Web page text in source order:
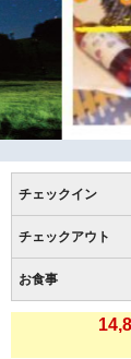
チェックイン
チェックアウト
お食事